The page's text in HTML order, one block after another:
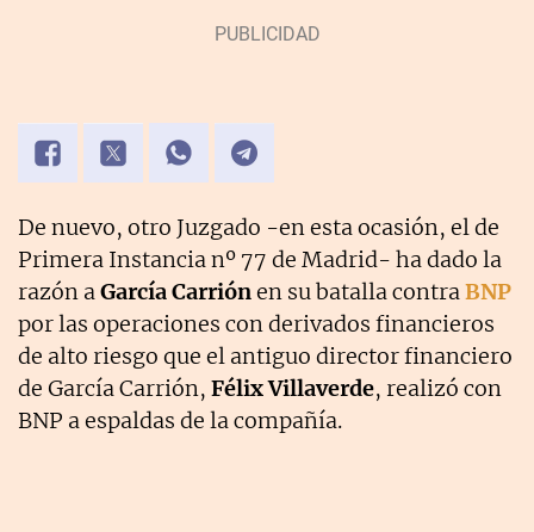
De nuevo, otro Juzgado -en esta ocasión, el de
Primera Instancia nº 77 de Madrid- ha dado la
razón aGarcía Carriónen su batalla contraBNP
por las operaciones con derivados financieros
de alto riesgo que el antiguo director financiero
de García Carrión, Félix Villaverde, realizó con
BNP a espaldas de la compañía.